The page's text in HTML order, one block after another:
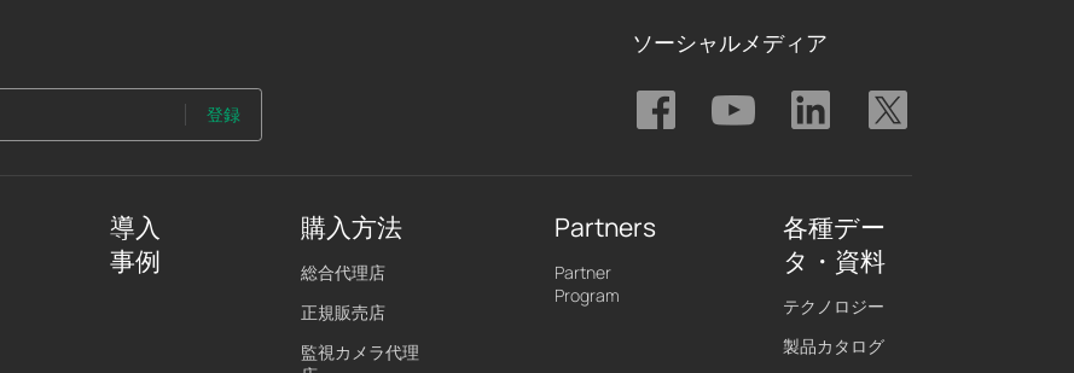
登録
ソーシャルメディア
導入
事例
購入方法
総合代理店
正規販売店
監視カメラ代理
Partners
Partner
Program
各種デー
タ・資料
テクノロジー
製品カタログ